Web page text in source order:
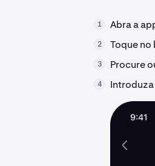
1 Abra a
2 Toque
3 Procure
4